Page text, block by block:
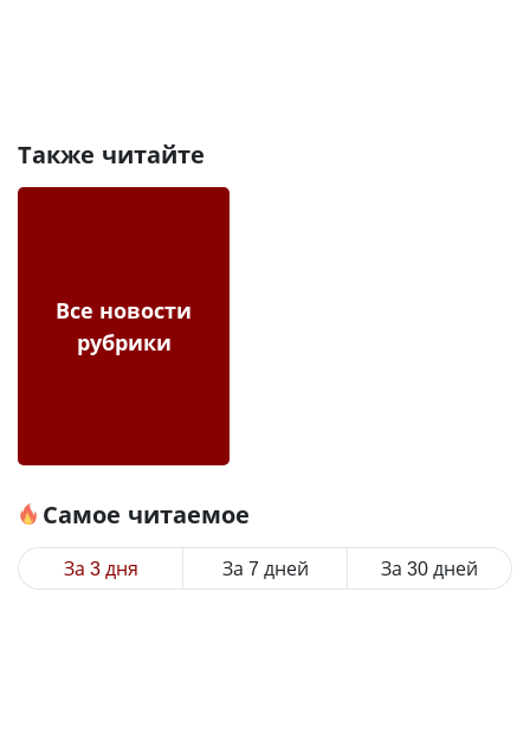
Также читайте
Все новости
рубрики
Самое читаемое
За 3 дня За 7 дней За 30 дней